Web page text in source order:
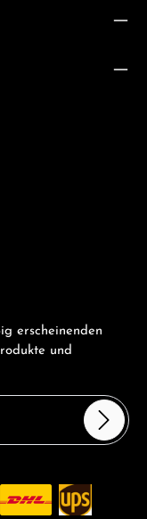
erscheinenden
und
zur Kenntnis
bin mit ihnen